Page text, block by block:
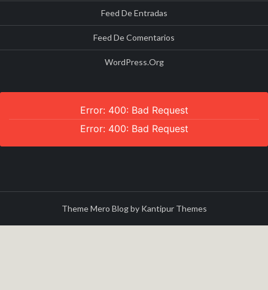
Feed De Entradas
Feed De Comentarios
WordPress.org
Error: 400: Bad Request
Error: 400: Bad Request
Theme Mero Blog by Kantipur Themes